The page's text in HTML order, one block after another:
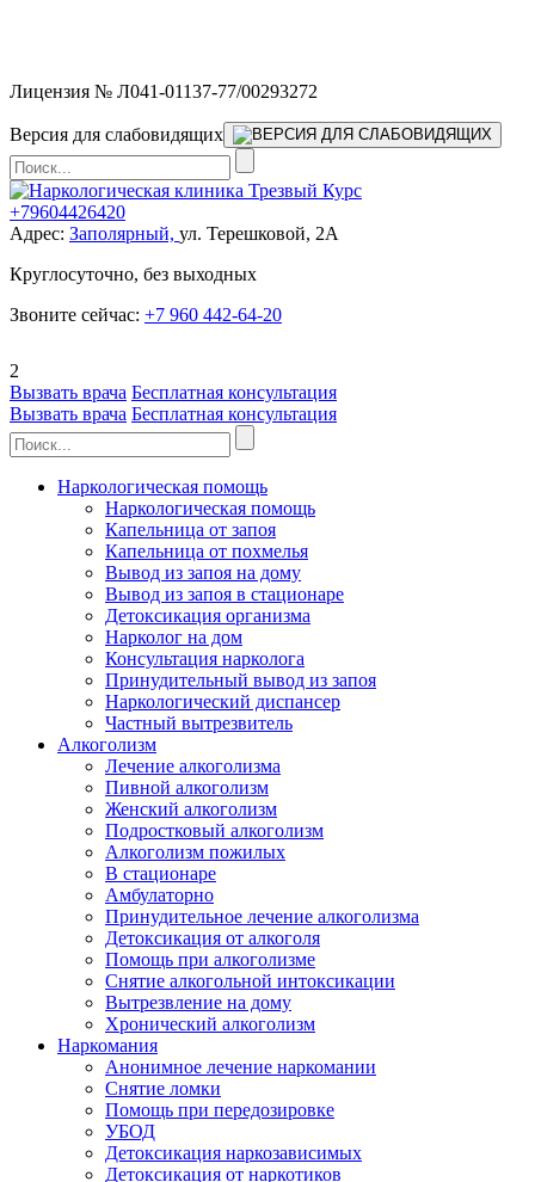
Лицензия № Л041-01137-77/00293272
Версия для слабовидящих
+79604426420
Адрес: Заполярный, ул. Терешковой, 2А
Круглосуточно, без выходных
Звоните сейчас: +7 960 442-64-20
2
Вызвать врача Бесплатная консультация
Вызвать врача Бесплатная консультация
Наркологическая помощь
Наркологическая помощь
Капельница от запоя
Капельница от похмелья
Вывод из запоя на дому
Вывод из запоя в стационаре
Детоксикация организма
Нарколог на дом
Консультация нарколога
Принудительный вывод из запоя
Наркологический диспансер
Частный вытрезвитель
Алкоголизм
Лечение алкоголизма
Пивной алкоголизм
Женский алкоголизм
Подростковый алкоголизм
Алкоголизм пожилых
В стационаре
Амбулаторно
Принудительное лечение алкоголизма
Детоксикация от алкоголя
Помощь при алкоголизме
Снятие алкогольной интоксикации
Вытрезвление на дому
Хронический алкоголизм
Наркомания
Анонимное лечение наркомании
Снятие ломки
Помощь при передозировке
УБОД
Детоксикация наркозависимых
Детоксикация от наркотиков